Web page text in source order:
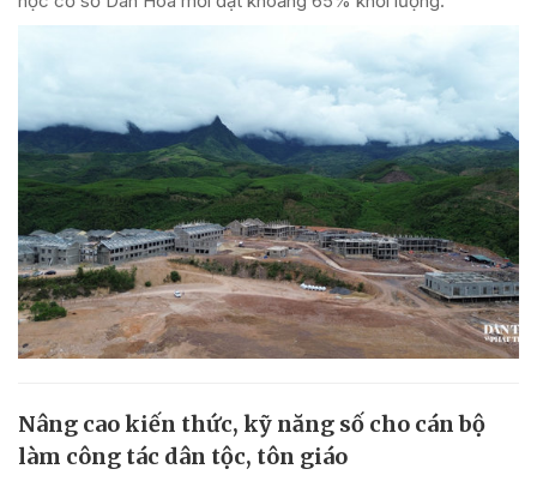
Nâng cao kiến thức, kỹ năng số cho cán bộ
làm công tác dân tộc, tôn giáo